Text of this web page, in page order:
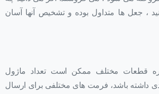
، جعل ها متداول بوده و تشخیص آنها آسان
قطعات مختلف ممکن است تعداد ماژول
داشته باشد، فرمت های مختلفی برای ارسال